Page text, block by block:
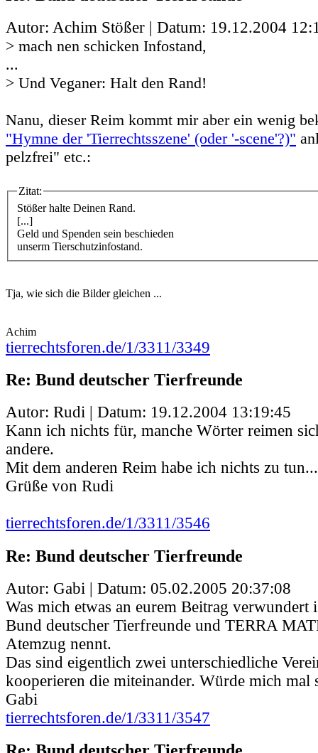
Autor: Achim Stößer | Datum: 19.12.2004
> mach nen schicken Infostand,
...
> Und Veganer: Halt den Rand!
Nanu, dieser Reim kommt mir aber ein wenig
"Hymne der 'Tierrechtsszene' (oder '-scene'?)"
pelzfrei" etc.:
Zitat:
Stößer halte Deinen Rand.
[...]
Geld und Spenden sein beschieden
unserm Tierschutzinfostand.
Tja, wie sich die Bilder gleichen ...
Achim
tierrechtsforen.de/1/3311/3349
Re: Bund deutscher Tierfreunde
Autor: Rudi | Datum: 19.12.2004 13:19:45
Kann ich nichts für, manche Wörter reimen
andere.
Mit dem anderen Reim habe ich nichts zu tun...
Grüße von Rudi
tierrechtsforen.de/1/3311/3546
Re: Bund deutscher Tierfreunde
Autor: Gabi | Datum: 05.02.2005 20:37:08
Was mich etwas an eurem Beitrag verwundert
Bund deutscher Tierfreunde und TERRA
Atemzug nennt.
Das sind eigentlich zwei unterschiedliche
kooperieren die miteinander. Würde mich mal
Gabi
tierrechtsforen.de/1/3311/3547